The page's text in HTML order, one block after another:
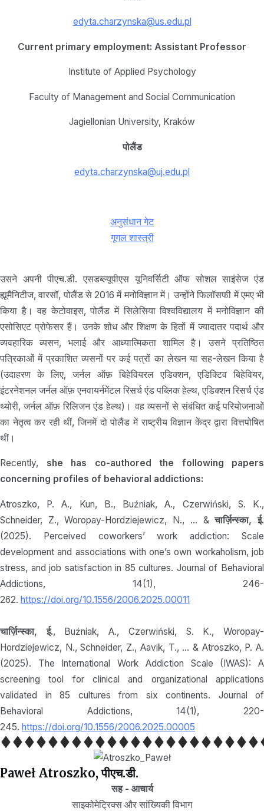
edyta.charzynska@us.edu.pl
Current primary employment: Assistant Professor
Institute of Applied Psychology
Faculty of Management and Social Communication
Jagiellonian University, Kraków
पोलैंड
edyta.charzynska@uj.edu.pl
अनुसंधान गेट
गूगल शास्त्री
उसने अपनी पीएच.डी. एसडब्ल्यूपीएस यूनिवर्सिटी ऑफ सोशल साइंसेज एंड
ह्यूमैनिटीज, वारसॉ, पोलैंड से 2016 में मनोविज्ञान में। उन्होंने फिलॉसफी में एमए भी
किया है। वह केटोवाइस, पोलैंड में सिलेसिया विश्वविद्यालय में मनोविज्ञान की
एसोसिएट प्रोफेसर हैं। उनके शोध और शिक्षण के हितों में ज्यादातर पदार्थ और
व्यवहारिक व्यसन, भलाई और आध्यात्मिकता शामिल है। उसने प्रतिष्ठित
पत्रिकाओं में प्रकाशित व्यसनों पर कई पत्रों का लेखन या सह-लेखन किया है
(उदाहरण के लिए, जर्नल ऑफ़ बिहेवियरल एडिक्शन, एडिक्टिव बिहेवियर,
इंटरनेशनल जर्नल ऑफ़ एनवायर्नमेंटल रिसर्च एंड पब्लिक हेल्थ, एडिक्शन रिसर्च एंड
थ्योरी, जर्नल ऑफ़ रिलिजन एंड हेल्थ)। वह व्यसनों से संबंधित कई परियोजनाओं
का नेतृत्व कर रही थीं, जिनमें दो पोलैंड में राष्ट्रीय विज्ञान केंद्र द्वारा वित्तपोषित
थीं।
Recently, she has co-authored the following papers
concerning profiles of behavioral addictions:
Atroszko, P. A., Kun, B., Buźniak, A., Czerwiński, S. K.,
Schneider, Z., Woropay-Hordziejewicz, N., … &चार्ज़िन्स्का, ई.
(2025). Perceived coworkers’ work addiction: Scale
development and associations with one’s own workaholism, job
stress, and job satisfaction in 85 cultures. Journal of Behavioral
Addictions, 14(1), 246-
262. https://doi.org/10.1556/2006.2025.00011
चार्ज़िन्स्का, ई., Buźniak, A., Czerwiński, S. K., Woropay-
Hordziejewicz, N., Schneider, Z., Aavik, T., … & Atroszko, P. A.
(2025). The International Work Addiction Scale (IWAS): A
screening tool for clinical and organizational applications
validated in 85 cultures from six continents. Journal of
Behavioral Addictions, 14(1), 220-
245. https://doi.org/10.1556/2006.2025.00005
Paweł Atroszko, पीएच.डी.
सह - आचार्य
साइकोमेट्रिक्स और सांख्यिकी विभाग